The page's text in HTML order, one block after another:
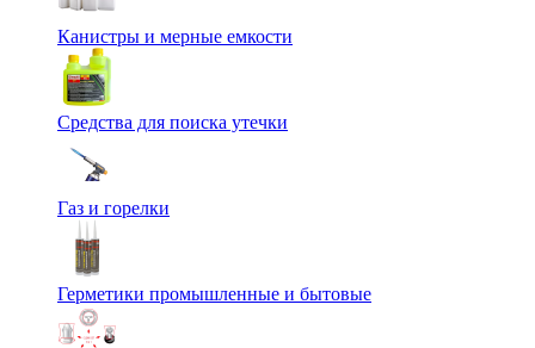
Канистры и мерные емкости
Средства для поиска утечки
Газ и горелки
Герметики промышленные и бытовые